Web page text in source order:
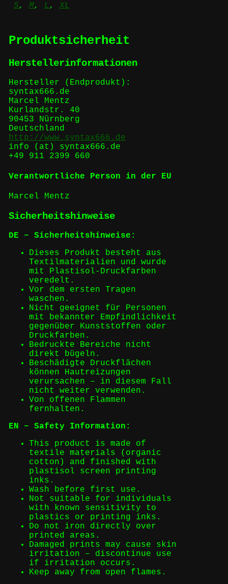
S, M, L, XL
Produktsicherheit
Herstellerinformationen
Hersteller (Endprodukt):
syntax666.de
Marcel Mentz
Kurlandstr. 40
90453 Nürnberg
Deutschland
http://www.syntax666.de
info (at) syntax666.de
+49 911 2399 660
Verantwortliche Person in der EU
Marcel Mentz
Sicherheitshinweise
DE – Sicherheitshinweise:
Dieses Produkt besteht aus
Textilmaterialien und wurde
mit Plastisol-Druckfarben
veredelt.
Vor dem ersten Tragen
waschen.
Nicht geeignet für Personen
mit bekannter Empfindlichkeit
gegenüber Kunststoffen oder
Druckfarben.
Bedruckte Bereiche nicht
direkt bügeln.
Beschädigte Druckflächen
können Hautreizungen
verursachen – in diesem Fall
nicht weiter verwenden.
Von offenen Flammen
fernhalten.
EN – Safety Information:
This product is made of
textile materials (organic
cotton) and finished with
plastisol screen printing
inks.
Wash before first use.
Not suitable for individuals
with known sensitivity to
plastics or printing inks.
Do not iron directly over
printed areas.
Damaged prints may cause skin
irritation – discontinue use
if irritation occurs.
Keep away from open flames.